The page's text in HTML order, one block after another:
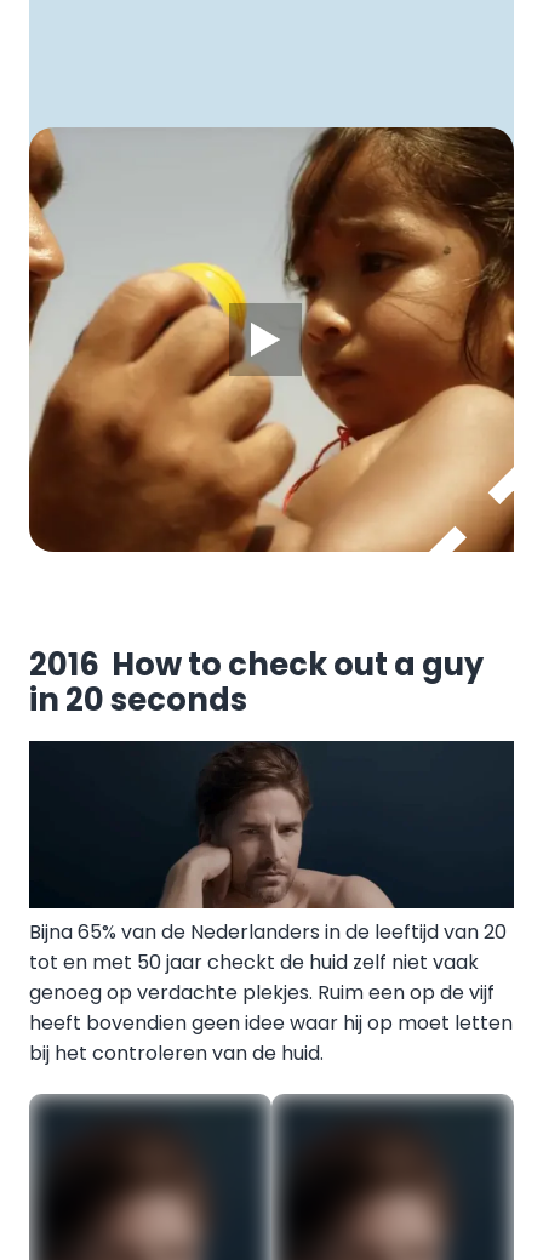
2016 How to check out a guy
in 20 seconds
Bijna 65% van de Nederlanders in de leeftijd van 20
tot en met 50 jaar checkt de huid zelf niet vaak
genoeg op verdachte plekjes. Ruim een op de vijf
heeft bovendien geen idee waar hij op moet letten
bij het controleren van de huid.